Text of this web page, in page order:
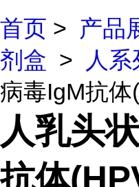
首页 > 产品
剂盒 > 人系
病毒IgM抗体
人乳头
抗体